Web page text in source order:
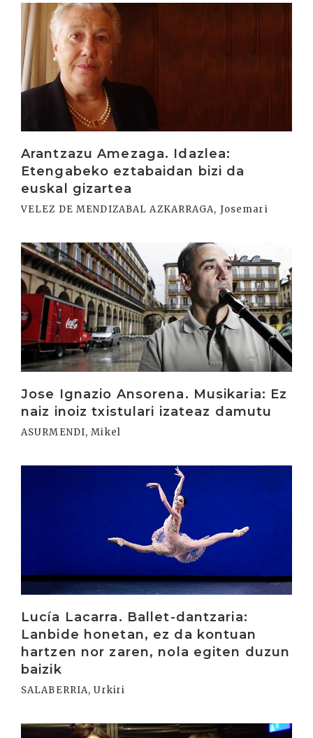
Arantzazu Amezaga. Idazlea:
Etengabeko eztabaidan bizi da
euskal gizartea
VELEZ DE MENDIZABAL AZKARRAGA, Josemari
Irakurri
Jose Ignazio Ansorena. Musikaria: Ez
naiz inoiz txistulari izateaz damutu
ASURMENDI, Mikel
Irakurri
Lucía Lacarra. Ballet-dantzaria:
Lanbide honetan, ez da kontuan
hartzen nor zaren, nola egiten duzun
baizik
SALABERRIA, Urkiri
Irakurri